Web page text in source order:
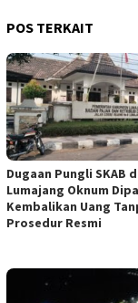
POS TERKAIT
Dugaan Pungli SKAB
Lumajang Oknum
Kembalikan Uang
Prosedur Resmi